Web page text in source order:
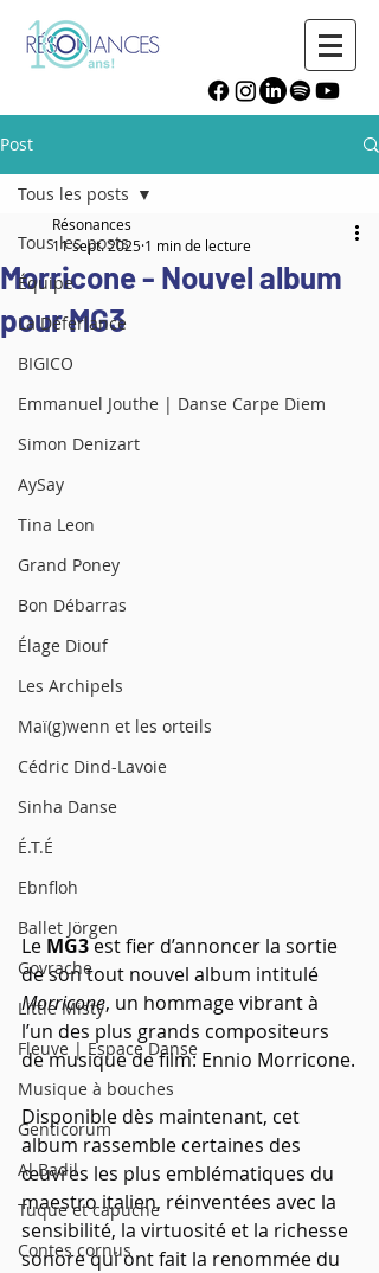
Post
Tous les posts
Équipe
La Déferlance
BIGICO
Emmanuel Jouthe | Danse Carpe Diem
Simon Denizart
AySay
Tina Leon
Grand Poney
Bon Débarras
Élage Diouf
Les Archipels
Maï(g)wenn et les orteils
Cédric Dind-Lavoie
Sinha Danse
É.T.É
Ebnfloh
Ballet Jörgen
Govrache
Little Misty
Fleuve | Espace Danse
Musique à bouches
Genticorum
Al Badil
Tuque et capuche
Contes cornus
Tous les posts
Morricone - Nouvel album
pour MG3
Résonances
11 sept. 2025 1 min de lecture
Le MG3 est fier d’annoncer la sortie
de son tout nouvel album intitulé
Morricone, un hommage vibrant à
l’un des plus grands compositeurs
de musique de film: Ennio Morricone.
Disponible dès maintenant, cet
album rassemble certaines des
œuvres les plus emblématiques du
maestro italien, réinventées avec la
sensibilité, la virtuosité et la richesse
sonore qui ont fait la renommée du